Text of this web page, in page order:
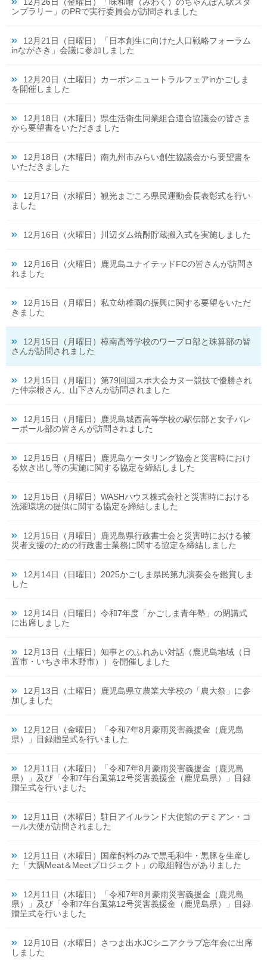
12月26日（金曜日）「味和喰（みわく）のちゃんぽん駅スタ
ンプラリー」のPRで実行委員会が訪問されました
12月21日（日曜日）「日本創生に向けた人口戦略フォーラム
inながさき」会議に参加しました
12月20日（土曜日）カーボンニュートラルフェアinかごしま
を開催しました
12月18日（木曜日）県生活衛生同業組合連合協議会の皆さま
から要望書をいただきました
12月18日（木曜日）南九州市みらい創生協議会から要望書を
いただきました
12月17日（水曜日）観光まごころ県民運動会長表彰式を行い
ました
12月16日（火曜日）川辺ダム焼酎貯蔵搬入式を実施しました
12月16日（火曜日）鹿児島ユナイテッドFCの皆さんが訪問さ
れました
12月15日（月曜日）私立幼稚園の振興に関する要望をいただ
きました
12月15日（月曜日）樟南高等学校のワープロ部と珠算部の皆
さんが訪問されました
12月15日（月曜日）第79回国スポ大会カヌー競技で優勝され
た仲宗根さん、山下さんが訪問されました
12月15日（月曜日）鹿児島城西高等学校の駅伝部と女子バレ
ーボール部の皆さんが訪問されました
12月15日（月曜日）鹿児島ケータリング協会と災害時におけ
る炊き出し等の実施に関する協定を締結しました
12月15日（月曜日）WASHハウス株式会社と災害時における
洗濯環境の提供に関する協定を締結しました
12月15日（月曜日）鹿児島県行政書士会と災害時における被
災者支援のための行政書士業務に関する協定を締結しました
12月14日（日曜日）2025かごしま県民第九演奏会を鑑賞しま
した
12月14日（日曜日）令和7年度「かごしま青年塾」の閉講式
に出席しました
12月13日（土曜日）知事とのふれあい対話（鹿児島地域（日
置市・いちき串木野市））を開催しました
12月13日（土曜日）鹿児島県立農業大学校の「農大祭」に参
加しました
12月12日（金曜日）「令和7年8月豪雨災害義援金（鹿児島
県）」目録贈呈式を行いました
12月11日（木曜日）「令和7年8月豪雨災害義援金（鹿児島
県）」及び「令和7年台風第12号災害義援金（鹿児島県）」目録
贈呈式を行いました
12月11日（木曜日）駐日アイルランド大使館のデミアン・コ
ール大使が訪問されました
12月11日（木曜日）国産飼料のみで黒毛和牛・黒豚を生産し
た「大隅Meat＆Meetプロジェクト」の取組報告がありました
12月11日（木曜日）「令和7年8月豪雨災害義援金（鹿児島
県）」及び「令和7年台風第12号災害義援金（鹿児島県）」目録
贈呈式を行いました
12月10日（水曜日）さつま出水JCシニアクラブ忘年会に出席
しました